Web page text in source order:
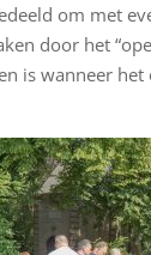
om met
door het
is wanneer